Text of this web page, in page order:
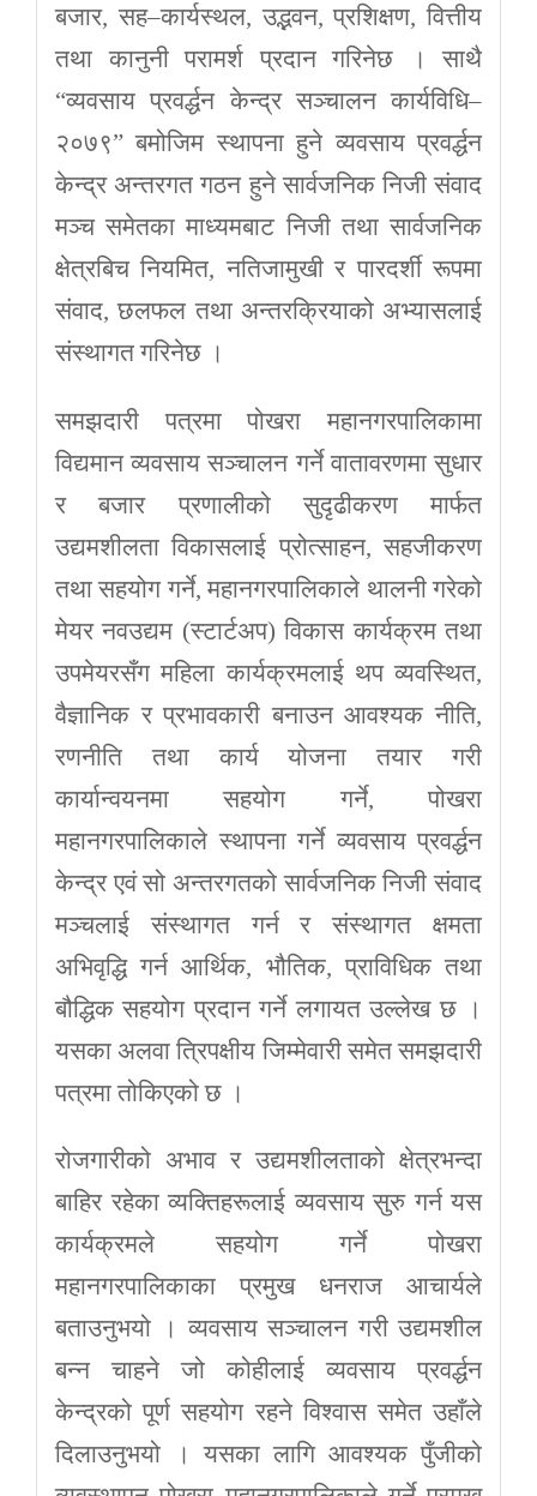
बजार, सह–कार्यस्थल, उद्भवन, प्रशिक्षण, वित्तीय
तथा कानुनी परामर्श प्रदान गरिनेछ । साथै
“व्यवसाय प्रवर्द्धन केन्द्र सञ्चालन कार्यविधि–
२०७९” बमोजिम स्थापना हुने व्यवसाय प्रवर्द्धन
केन्द्र अन्तरगत गठन हुने सार्वजनिक निजी संवाद
मञ्च समेतका माध्यमबाट निजी तथा सार्वजनिक
क्षेत्रबिच नियमित, नतिजामुखी र पारदर्शी रूपमा
संवाद, छलफल तथा अन्तरक्रियाको अभ्यासलाई
संस्थागत गरिनेछ ।
समझदारी पत्रमा पोखरा महानगरपालिकामा
विद्यमान व्यवसाय सञ्चालन गर्ने वातावरणमा सुधार
र बजार प्रणालीको सुदृढीकरण मार्फत
उद्यमशीलता विकासलाई प्रोत्साहन, सहजीकरण
तथा सहयोग गर्ने, महानगरपालिकाले थालनी गरेको
मेयर नवउद्यम (स्टार्टअप) विकास कार्यक्रम तथा
उपमेयरसँग महिला कार्यक्रमलाई थप व्यवस्थित,
वैज्ञानिक र प्रभावकारी बनाउन आवश्यक नीति,
रणनीति तथा कार्य योजना तयार गरी
कार्यान्वयनमा सहयोग गर्ने, पोखरा
महानगरपालिकाले स्थापना गर्ने व्यवसाय प्रवर्द्धन
केन्द्र एवं सो अन्तरगतको सार्वजनिक निजी संवाद
मञ्चलाई संस्थागत गर्न र संस्थागत क्षमता
अभिवृद्धि गर्न आर्थिक, भौतिक, प्राविधिक तथा
बौद्धिक सहयोग प्रदान गर्ने लगायत उल्लेख छ ।
यसका अलवा त्रिपक्षीय जिम्मेवारी समेत समझदारी
पत्रमा तोकिएको छ ।
रोजगारीको अभाव र उद्यमशीलताको क्षेत्रभन्दा
बाहिर रहेका व्यक्तिहरूलाई व्यवसाय सुरु गर्न यस
कार्यक्रमले सहयोग गर्ने पोखरा
महानगरपालिकाका प्रमुख धनराज आचार्यले
बताउनुभयो । व्यवसाय सञ्चालन गरी उद्यमशील
बन्न चाहने जो कोहीलाई व्यवसाय प्रवर्द्धन
केन्द्रको पूर्ण सहयोग रहने विश्वास समेत उहाँले
दिलाउनुभयो । यसका लागि आवश्यक पुँजीको